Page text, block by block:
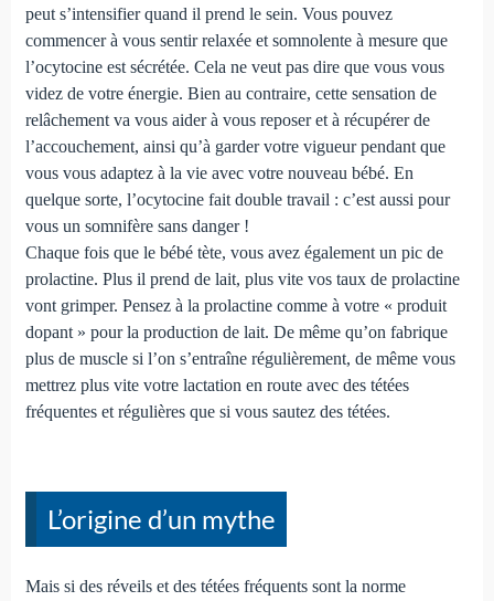
peut s’intensifier quand il prend le sein. Vous pouvez
commencer à vous sentir relaxée et somnolente à mesure que
l’ocytocine est sécrétée. Cela ne veut pas dire que vous vous
videz de votre énergie. Bien au contraire, cette sensation de
relâchement va vous aider à vous reposer et à récupérer de
l’accouchement, ainsi qu’à garder votre vigueur pendant que
vous vous adaptez à la vie avec votre nouveau bébé. En
quelque sorte, l’ocytocine fait double travail : c’est aussi pour
vous un somnifère sans danger !
Chaque fois que le bébé tète, vous avez également un pic de
prolactine. Plus il prend de lait, plus vite vos taux de prolactine
vont grimper. Pensez à la prolactine comme à votre « produit
dopant » pour la production de lait. De même qu’on fabrique
plus de muscle si l’on s’entraîne régulièrement, de même vous
mettrez plus vite votre lactation en route avec des tétées
fréquentes et régulières que si vous sautez des tétées.
L’origine d’un mythe
Mais si des réveils et des tétées fréquents sont la norme